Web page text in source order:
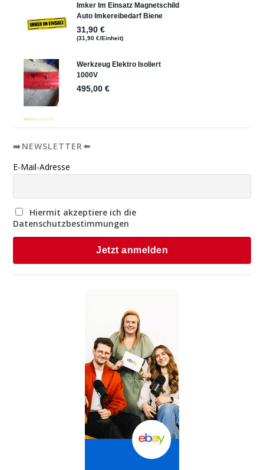
➡️NEWSLETTER⬅️
E-Mail-Adresse
Hiermit akzeptiere ich die
Datenschutzbestimmungen